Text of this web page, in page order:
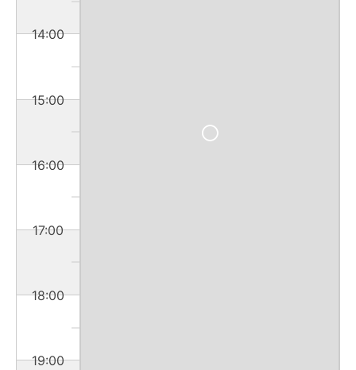
14:00
15:00
16:00
17:00
18:00
19:00